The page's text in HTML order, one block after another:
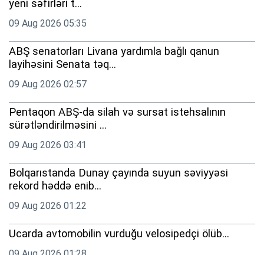
yeni səfirləri t...
09 Aug 2026 05:35
ABŞ senatorları Livana yardımla bağlı qanun
layihəsini Senata təq...
09 Aug 2026 02:57
Pentaqon ABŞ-da silah və sursat istehsalının
sürətləndirilməsini ...
09 Aug 2026 03:41
Bolqarıstanda Dunay çayında suyun səviyyəsi
rekord həddə enib...
09 Aug 2026 01:22
Ucarda avtomobilin vurduğu velosipedçi ölüb...